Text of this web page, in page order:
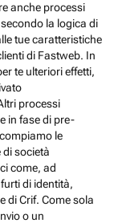
anche processi
la logica di
tue caratteristiche
di Fastweb. In
te ulteriori effetti,
processi
in fase di pre-
le
società
come, ad
di identità,
di Crif. Come sola
o un